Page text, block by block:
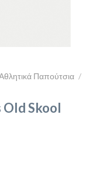
Αθλητικά Παπούτσια /
Old Skool